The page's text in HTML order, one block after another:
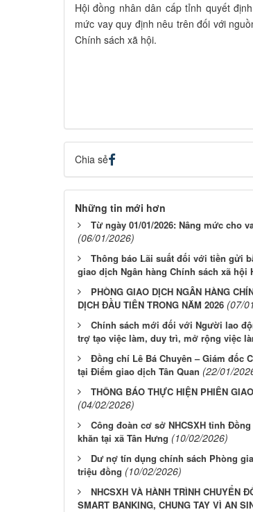
Hội đồng nhân dân cấp tỉnh quyết
mức vay quy định nêu trên đối với
Chính sách xã hội.
Chia sẻ
Những tin mới hơn
Từ ngày 01/01/2026: Nâng mức cho
(06/01/2026)
Thông báo Lãi suất đối với tiền gửi
giao dịch Ngân hàng Chính sách xã hội
PHÒNG GIAO DỊCH NGÂN HÀNG
DỊCH ĐẦU TIÊN TRONG NĂM 2026 (07/
Chính sách mới đối với Người lao
trợ tạo việc làm, duy trì, mở rộng việc
Đồng chí Lê Bá Chuyên – Giám đốc
tại Điểm giao dịch Tân Quan (22/01/
THÔNG BÁO THỰC HIỆN PHIÊN
(04/02/2026)
Công đoàn cơ sở NHCSXH tỉnh
khăn tại xã Tân Hưng (10/02/2026)
Dư nợ tín dụng chính sách Phòng
triệu đồng (10/02/2026)
NHCSXH VÀ HÀNH TRÌNH CHUYỂN
SMART BANKING, CHUNG TAY VÌ AN